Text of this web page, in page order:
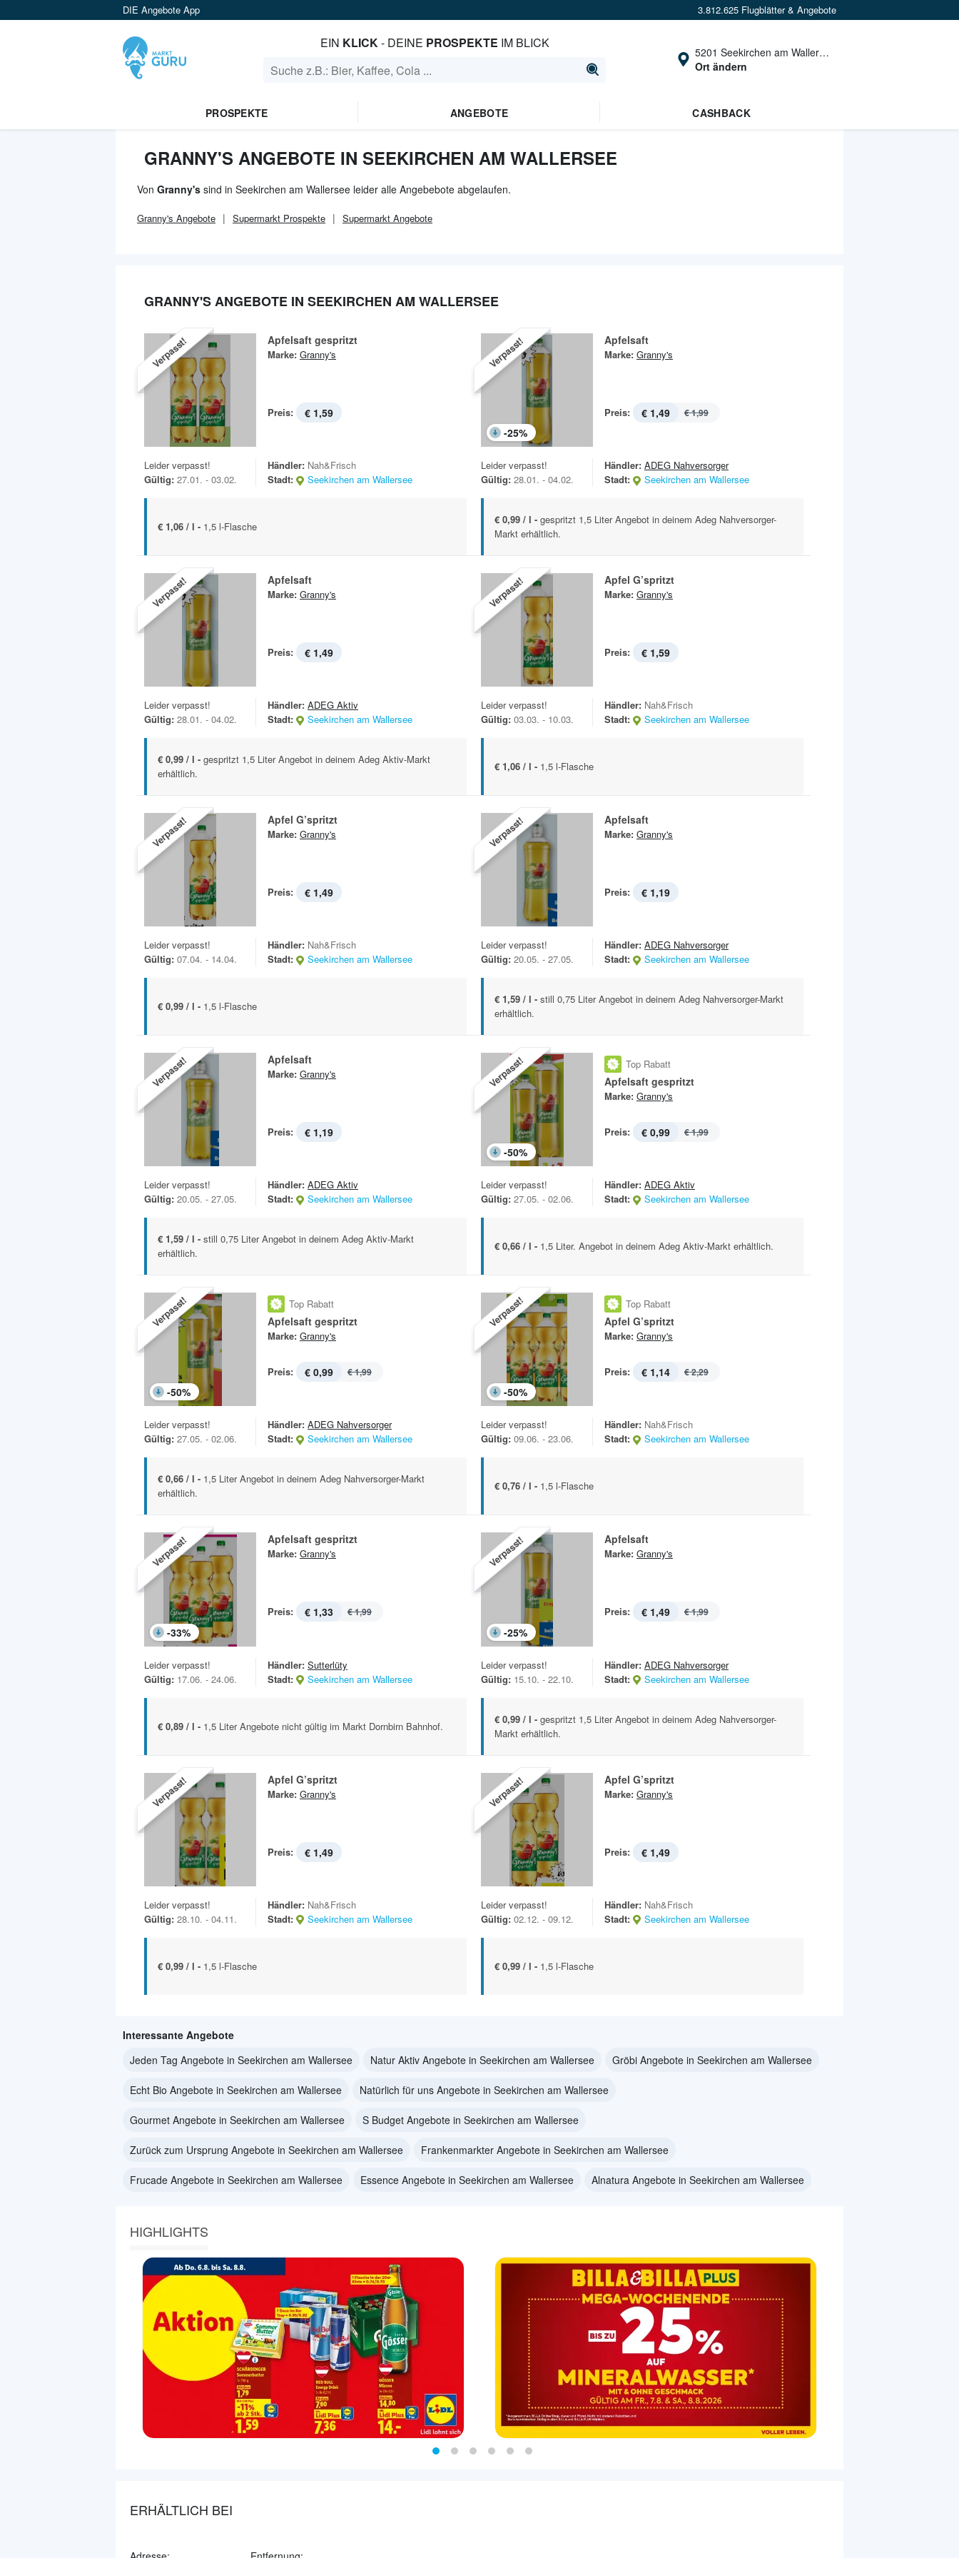
DIE Angebote App 3.812.625 Flugblätter & Angebote
EIN KLICK- DEINE PROSPEKTE IM BLICK
5201 Seekirchen am Wallersee
Ort ändern
PROSPEKTE ANGEBOTE CASHBACK
GRANNY'S ANGEBOTE IN SEEKIRCHEN AM WALLERSEE
Von Granny's sind in Seekirchen am Wallersee leider alle Angebebote abgelaufen.
Granny's Angebote Supermarkt Prospekte Supermarkt Angebote
GRANNY'S ANGEBOTE IN SEEKIRCHEN AM WALLERSEE
Verpasst! Apfelsaft gespritzt
Marke: Granny's
Preis: € 1,59
Leider verpasst!
Gültig: 27.01. - 03.02.
Händler: Nah&Frisch
Stadt:
Seekirchen am Wallersee
€ 1,06 / l - 1,5 l-Flasche
Verpasst!
-25%
Apfelsaft
Marke: Granny's
Preis: € 1,49 € 1,99
Leider verpasst!
Gültig: 28.01. - 04.02.
Händler: ADEG Nahversorger
Stadt:
Seekirchen am Wallersee
€ 0,99 / l - gespritzt 1,5 Liter Angebot in deinem Adeg Nahversorger-
Markt erhältlich.
Verpasst! Apfelsaft
Marke: Granny's
Preis: € 1,49
Leider verpasst!
Gültig: 28.01. - 04.02.
Händler: ADEG Aktiv
Stadt:
Seekirchen am Wallersee
€ 0,99 / l - gespritzt 1,5 Liter Angebot in deinem Adeg Aktiv-Markt
erhältlich.
Verpasst! Apfel G’spritzt
Marke: Granny's
Preis: € 1,59
Leider verpasst!
Gültig: 03.03. - 10.03.
Händler: Nah&Frisch
Stadt:
Seekirchen am Wallersee
€ 1,06 / l - 1,5 l-Flasche
Verpasst! Apfel G’spritzt
Marke: Granny's
Preis: € 1,49
Leider verpasst!
Gültig: 07.04. - 14.04.
Händler: Nah&Frisch
Stadt:
Seekirchen am Wallersee
€ 0,99 / l - 1,5 l-Flasche
Verpasst! Apfelsaft
Marke: Granny's
Preis: € 1,19
Leider verpasst!
Gültig: 20.05. - 27.05.
Händler: ADEG Nahversorger
Stadt:
Seekirchen am Wallersee
€ 1,59 / l - still 0,75 Liter Angebot in deinem Adeg Nahversorger-Markt
erhältlich.
Verpasst! Apfelsaft
Marke: Granny's
Preis: € 1,19
Leider verpasst!
Gültig: 20.05. - 27.05.
Händler: ADEG Aktiv
Stadt:
Seekirchen am Wallersee
€ 1,59 / l - still 0,75 Liter Angebot in deinem Adeg Aktiv-Markt
erhältlich.
Verpasst!
-50%
Top Rabatt
Apfelsaft gespritzt
Marke: Granny's
Preis: € 0,99 € 1,99
Leider verpasst!
Gültig: 27.05. - 02.06.
Händler: ADEG Aktiv
Stadt:
Seekirchen am Wallersee
€ 0,66 / l - 1,5 Liter. Angebot in deinem Adeg Aktiv-Markt erhältlich.
Verpasst!
-50%
Top Rabatt
Apfelsaft gespritzt
Marke: Granny's
Preis: € 0,99 € 1,99
Leider verpasst!
Gültig: 27.05. - 02.06.
Händler: ADEG Nahversorger
Stadt:
Seekirchen am Wallersee
€ 0,66 / l - 1,5 Liter Angebot in deinem Adeg Nahversorger-Markt
erhältlich.
Verpasst!
-50%
Top Rabatt
Apfel G’spritzt
Marke: Granny's
Preis: € 1,14 € 2,29
Leider verpasst!
Gültig: 09.06. - 23.06.
Händler: Nah&Frisch
Stadt:
Seekirchen am Wallersee
€ 0,76 / l - 1,5 l-Flasche
Verpasst!
-33%
Apfelsaft gespritzt
Marke: Granny's
Preis: € 1,33 € 1,99
Leider verpasst!
Gültig: 17.06. - 24.06.
Händler: Sutterlüty
Stadt:
Seekirchen am Wallersee
€ 0,89 / l - 1,5 Liter Angebote nicht gültig im Markt Dornbirn Bahnhof.
Verpasst!
-25%
Apfelsaft
Marke: Granny's
Preis: € 1,49 € 1,99
Leider verpasst!
Gültig: 15.10. - 22.10.
Händler: ADEG Nahversorger
Stadt:
Seekirchen am Wallersee
€ 0,99 / l - gespritzt 1,5 Liter Angebot in deinem Adeg Nahversorger-
Markt erhältlich.
Verpasst! Apfel G’spritzt
Marke: Granny's
Preis: € 1,49
Leider verpasst!
Gültig: 28.10. - 04.11.
Händler: Nah&Frisch
Stadt:
Seekirchen am Wallersee
€ 0,99 / l - 1,5 l-Flasche
Verpasst! Apfel G’spritzt
Marke: Granny's
Preis: € 1,49
Leider verpasst!
Gültig: 02.12. - 09.12.
Händler: Nah&Frisch
Stadt:
Seekirchen am Wallersee
€ 0,99 / l - 1,5 l-Flasche
Interessante Angebote
Jeden Tag Angebote in Seekirchen am Wallersee
Natur Aktiv Angebote in Seekirchen am Wallersee Gröbi Angebote in Seekirchen am Wallersee
Echt Bio Angebote in Seekirchen am Wallersee Natürlich für uns Angebote in Seekirchen am Wallersee
Gourmet Angebote in Seekirchen am Wallersee S Budget Angebote in Seekirchen am Wallersee
Zurück zum Ursprung Angebote in Seekirchen am Wallersee Frankenmarkter Angebote in Seekirchen am Wallersee
Frucade Angebote in Seekirchen am Wallersee Essence Angebote in Seekirchen am Wallersee Alnatura Angebote in Seekirchen am Wallersee
HIGHLIGHTS
ERHÄLTLICH BEI